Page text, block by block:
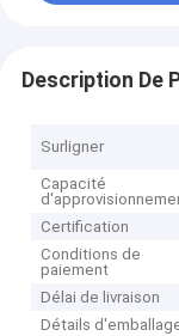
Description De
Surligner
Capacité
Certification
Conditions de
paiement
Délai de livraison
Détails